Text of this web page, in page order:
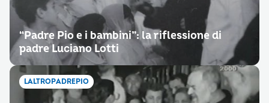
“Padre Pio e i bambini”: la riflessione di
padre Luciano Lotti
LALTROPADREPIO